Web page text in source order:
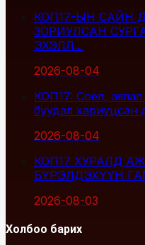
КОП17-ЫН САЙН
ЗОРИУЛСАН
ЭХЭЛЛ...
2026-08-04
КОП17: Соёл, аялал
буудал хариуцсан
2026-08-04
КОП17 ХУРАЛД
БҮРЭЛДЭХҮҮН
2026-08-03
Холбоо барих